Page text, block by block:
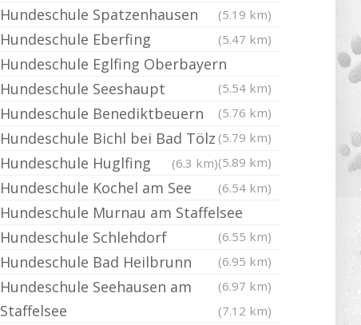
Hundeschule Spatzenhausen (5.19 km)
Hundeschule Eberfing (5.47 km)
Hundeschule Eglfing Oberbayern
(5.54 km)
Hundeschule Seeshaupt
(5.76 km)
Hundeschule Benediktbeuern
(5.79 km)
Hundeschule Bichl bei Bad Tölz
(5.89 km)
Hundeschule Huglfing (6.3 km)
Hundeschule Kochel am See (6.54 km)
Hundeschule Murnau am Staffelsee
(6.55 km)
Hundeschule Schlehdorf
(6.95 km)
Hundeschule Bad Heilbrunn
(6.97 km)
Hundeschule Seehausen am
Staffelsee
(7.12 km)